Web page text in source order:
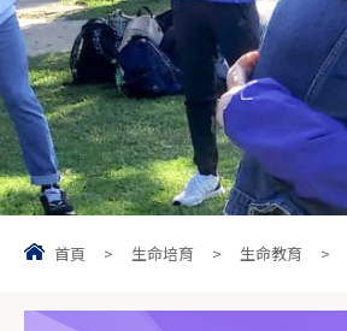
首頁 > 生命培育 > 生命教育 >